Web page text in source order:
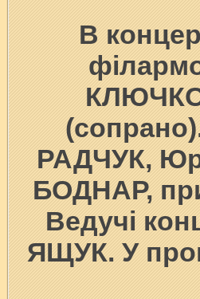
В
РАДЧУК,
БОДНАР,
Ведучі
ЯЩУК. У